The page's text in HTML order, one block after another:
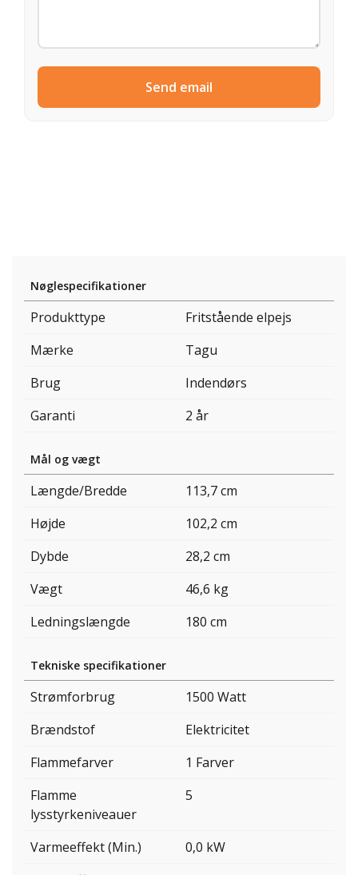
Send email
Nøglespecifikationer
Produkttype
Fritstående elpejs
Mærke
Tagu
Brug
Indendørs
Garanti
2 år
Mål og vægt
Længde/Bredde
113,7 cm
Højde
102,2 cm
Dybde
28,2 cm
Vægt
46,6 kg
Ledningslængde
180 cm
Tekniske specifikationer
Strømforbrug
1500 Watt
Brændstof
Elektricitet
Flammefarver
1 Farver
Flamme
lysstyrkeniveauer
5
Varmeeffekt (Min.)
0,0 kW